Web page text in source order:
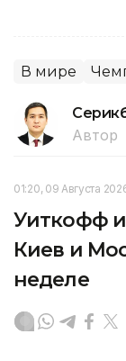
В мире
Автор
01:20, 09 Августа
Уиткофф
Киев и
неделе